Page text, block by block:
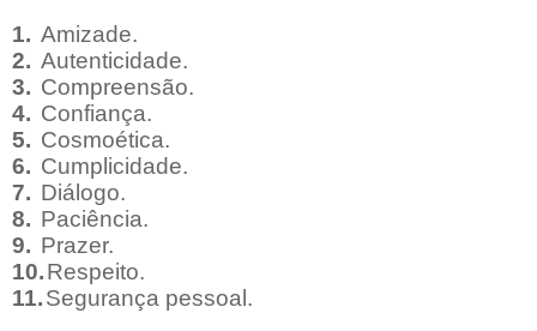
1. Amizade.
2. Autenticidade.
3. Compreensão.
4. Confiança.
5. Cosmoética.
6. Cumplicidade.
7. Diálogo.
8. Paciência.
9. Prazer.
10.Respeito.
11.Segurança pessoal.